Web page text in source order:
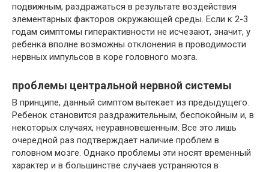
подвижным, раздражаться в результате воздействия
элементарных факторов окружающей среды. Если к 2-3
годам симптомы гиперактивности не исчезают, значит, у
ребенка вполне возможны отклонения в проводимости
нервных импульсов в коре головного мозга.
проблемы центральной нервной системы
В принципе, данный симптом вытекает из предыдущего.
Ребенок становится раздражительным, беспокойным и, в
некоторых случаях, неуравновешенным. Все это лишь
очередной раз подтверждает наличие проблем в
головном мозге. Однако проблемы эти носят временный
характер и в большинстве случаев устраняются в